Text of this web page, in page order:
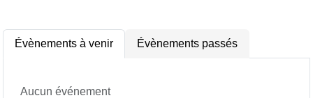
Évènements à venir Évènements passés
Aucun événement